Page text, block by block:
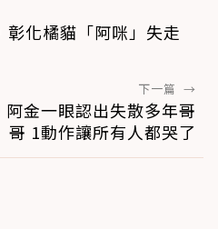
化橘貓「阿咪」失走
下一篇 →
金一眼認出失散多年哥
哥 1動作讓所有人都哭了